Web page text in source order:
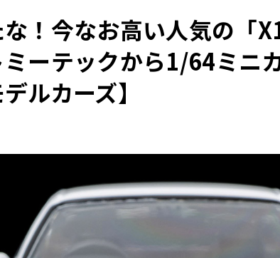
コラム
プジョー
ル
アルファ・ロメオ
ランボルギーニ
マ
ジープ
テ
BYD
ホイー
タイヤ特
！今なお高い人気の「
ーテックから1/64ミニ
ルカーズ】